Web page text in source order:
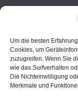
Um die besten
Cookies, um
zuzugreifen. Wenn Sie
wie das Surfverhalten
Die Nichteinwilligung
Merkmale und
Konto: 60-742493-7
IBAN: CH31 0900
BIC: